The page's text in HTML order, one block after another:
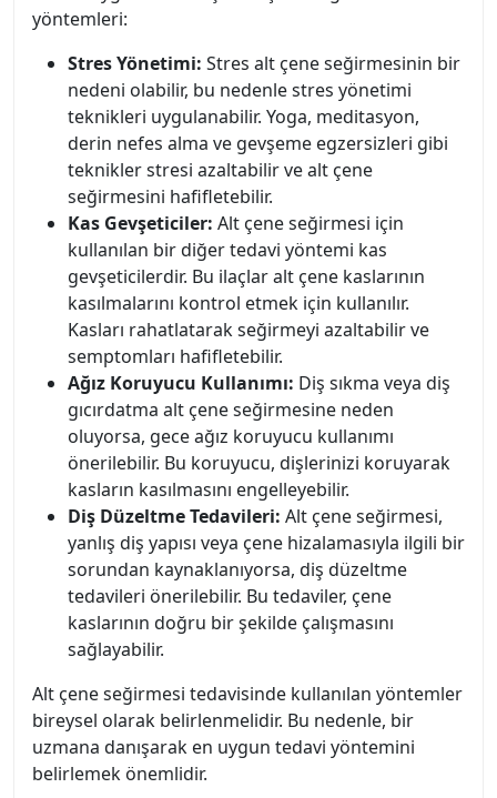
yöntemleri:
Stres Yönetimi: Stres alt çene seğirmesinin bir
nedeni olabilir, bu nedenle stres yönetimi
teknikleri uygulanabilir. Yoga, meditasyon,
derin nefes alma ve gevşeme egzersizleri gibi
teknikler stresi azaltabilir ve alt çene
seğirmesini hafifletebilir.
Kas Gevşeticiler: Alt çene seğirmesi için
kullanılan bir diğer tedavi yöntemi kas
gevşeticilerdir. Bu ilaçlar alt çene kaslarının
kasılmalarını kontrol etmek için kullanılır.
Kasları rahatlatarak seğirmeyi azaltabilir ve
semptomları hafifletebilir.
Ağız Koruyucu Kullanımı: Diş sıkma veya diş
gıcırdatma alt çene seğirmesine neden
oluyorsa, gece ağız koruyucu kullanımı
önerilebilir. Bu koruyucu, dişlerinizi koruyarak
kasların kasılmasını engelleyebilir.
Diş Düzeltme Tedavileri: Alt çene seğirmesi,
yanlış diş yapısı veya çene hizalamasıyla ilgili bir
sorundan kaynaklanıyorsa, diş düzeltme
tedavileri önerilebilir. Bu tedaviler, çene
kaslarının doğru bir şekilde çalışmasını
sağlayabilir.
Alt çene seğirmesi tedavisinde kullanılan yöntemler
bireysel olarak belirlenmelidir. Bu nedenle, bir
uzmana danışarak en uygun tedavi yöntemini
belirlemek önemlidir.